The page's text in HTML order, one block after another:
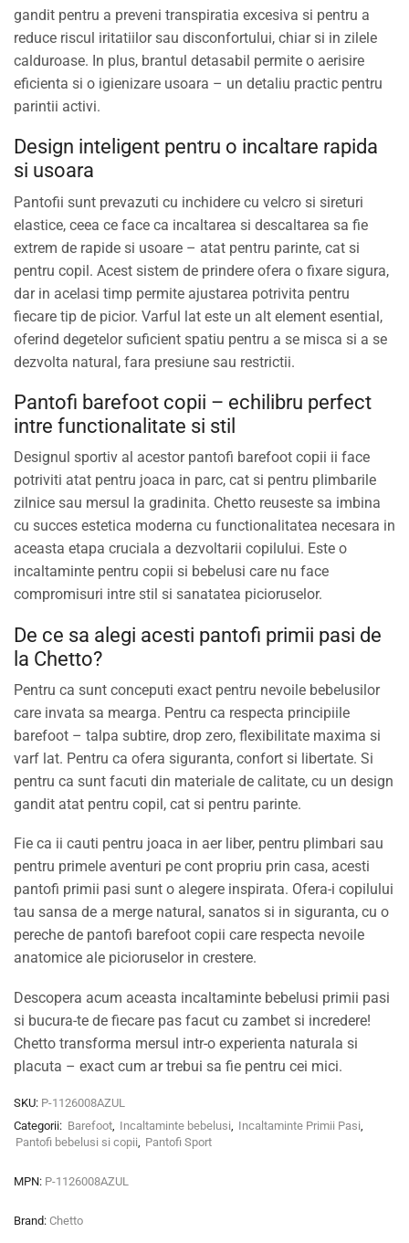
gandit pentru a preveni transpiratia excesiva si pentru a
reduce riscul iritatiilor sau disconfortului, chiar si in zilele
calduroase. In plus, brantul detasabil permite o aerisire
eficienta si o igienizare usoara – un detaliu practic pentru
parintii activi.
Design inteligent pentru o incaltare rapida
si usoara
Pantofii sunt prevazuti cu inchidere cu velcro si sireturi
elastice, ceea ce face ca incaltarea si descaltarea sa fie
extrem de rapide si usoare – atat pentru parinte, cat si
pentru copil. Acest sistem de prindere ofera o fixare sigura,
dar in acelasi timp permite ajustarea potrivita pentru
fiecare tip de picior. Varful lat este un alt element esential,
oferind degetelor suficient spatiu pentru a se misca si a se
dezvolta natural, fara presiune sau restrictii.
Pantofi barefoot copii – echilibru perfect
intre functionalitate si stil
Designul sportiv al acestor pantofi barefoot copii ii face
potriviti atat pentru joaca in parc, cat si pentru plimbarile
zilnice sau mersul la gradinita. Chetto reuseste sa imbina
cu succes estetica moderna cu functionalitatea necesara in
aceasta etapa cruciala a dezvoltarii copilului. Este o
incaltaminte pentru copii si bebelusi care nu face
compromisuri intre stil si sanatatea picioruselor.
De ce sa alegi acesti pantofi primii pasi de
la Chetto?
Pentru ca sunt conceputi exact pentru nevoile bebelusilor
care invata sa mearga. Pentru ca respecta principiile
barefoot – talpa subtire, drop zero, flexibilitate maxima si
varf lat. Pentru ca ofera siguranta, confort si libertate. Si
pentru ca sunt facuti din materiale de calitate, cu un design
gandit atat pentru copil, cat si pentru parinte.
Fie ca ii cauti pentru joaca in aer liber, pentru plimbari sau
pentru primele aventuri pe cont propriu prin casa, acesti
pantofi primii pasi sunt o alegere inspirata. Ofera-i copilului
tau sansa de a merge natural, sanatos si in siguranta, cu o
pereche de pantofi barefoot copii care respecta nevoile
anatomice ale picioruselor in crestere.
Descopera acum aceasta incaltaminte bebelusi primii pasi
si bucura-te de fiecare pas facut cu zambet si incredere!
Chetto transforma mersul intr-o experienta naturala si
placuta – exact cum ar trebui sa fie pentru cei mici.
SKU: P-1126008AZUL
Categorii: Barefoot Incaltaminte bebelusi Incaltaminte Primii Pasi
Pantofi bebelusi si copii
Pantofi Sport
MPN: P-1126008AZUL
Brand: Chetto